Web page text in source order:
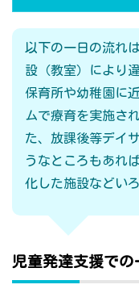
以下の一日の流れ
設（教室）により
保育所や幼稚園に
ムで療育を実施さ
た、放課後等デイ
うなところもあれ
化した施設などい
児童発達支援での